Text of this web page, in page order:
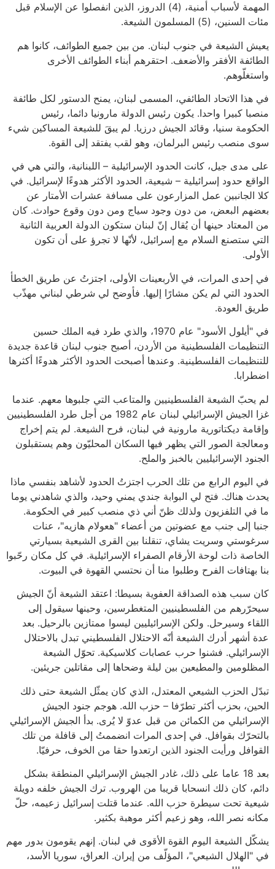
المهمة لأسباب أمنية، (4) الدروز، الذين انفصلوا عن الإسلام قبل
مئات السنين، (5) المسلمون الشيعة.
يعيش الشيعة في جنوب لبنان. من بين جميع الطوائف، كانوا هم
الطائفة الأفقر والأضعف. احتقرهم أبناء الطوائف الأخرى
واستغلّوهم.
في هذا الاتحاد الطائفي، المسمى لبنان، يمنح الدستور لكل طائفة
منصبا كبيرا واحدا. يكون رئيس الدولة مارونيا دائما، رئيس
الحكومة سنيا، وقائد الجيش درزيا. لم يبقَ للشيعة المساكين شيء
سوى منصب رئيس البرلمان، وهو لقب يفتقد إلى القوة.
على مدى جيل، كانت الحدود الإسرائيلية – اللبنانية، والتي هي في
الواقع حدود إسرائيلية – شيعية، الحدود الأكثر هدوءًا لإسرائيل. في
كلا الجانبين عمل المزارعون على مسافة عشرات الأمتار عن
بعضهم البعض، من دون وجود سياج ومن دون وقوع حوادث. كان
من المعتاد حينها أن يُقال إنّ لبنان ستكون الدولة العربية الثانية
التي ستصنع السلام مع إسرائيل، لأنّها لا تجرؤ على أن تكون
الأولى.
في إحدى المرات، في الأربعينات الأولى، اجتزتُ عن طريق الخطأ
الحدود التي لم يكن مشارًا إليها. فأوضح لي شرطي لبناني مهذّب
طريق العودة.
في "أيلول الأسود" عام 1970، والذي طرد فيه الملك حسين
التنظيمات الفلسطينية من الأردن، أصبح جنوب لبنان قاعدة جديدة
للتنظيمات الفلسطينية. وعندها أصبحت الحدود الأكثر هدوءًا أكثرها
اضطرابا.
لم يحبّ الشيعة الفلسطينيين والمتاعب التي جلبوها معهم. عندما
غزا الجيش الإسرائيلي لبنان عام 1982 من أجل طرد الفلسطينيين
وإقامة ديكتاتورية مارونية في لبنان، فرح الشيعة. لم يتم إخراج
ومعالجة الصور التي يظهر فيها السكان المحليّون وهم يستقبلون
الجنود الإسرائيليين بالخبز والملح.
في اليوم الرابع من تلك الحرب اجتزتُ الحدود لأشاهد بنفسي ماذا
يحدث هناك. فتح لي البوابة جندي يمني وحيد، والذي شاهدني يوما
ما في التلفزيون ولذلك ظنّ أني ذي منصب كبير في الحكومة.
جنبا إلى جنب مع عضوتين من أعضاء "هعولام هازيه"، عنات
سرغوستي وسريت يشاي، تنقلنا بين القرى الشيعية بسيارتي
الخاصة ذات لوحة الأرقام الصفراء الإسرائيلية. في كل مكان رحّبوا
بنا بهتافات الفرح وطلبوا منا أن نحتسي القهوة في البيوت.
كان سبب هذه الصداقة العفوية بسيطا: اعتقد الشيعة أنّ الجيش
سيحرّرهم من الفلسطينيين المتغطرسين، وحينها سيقول إلى
اللقاء وسيرحل. ولكن الإسرائيليين ليسوا ممتازين بالرحيل. بعد
عدة أشهر أدرك الشيعة أنّه الاحتلال الفلسطيني تبدل بالاحتلال
الإسرائيلي. فشنوا حرب عصابات كلاسيكية. تحوّل الشيعة
المظلومين والمطيعين بين ليلة وضحاها إلى مقاتلين جريئين.
تبدّل الحزب الشيعي المعتدل، الذي كان يمثّل الشيعة حتى ذلك
الحين، بحزب أكثر تطرّفا – حزب الله. هوجم جنود الجيش
الإسرائيلي من الكمائن من قبل عدوّ لا يُرى. بدأ الجيش الإسرائيلي
بالتحرّك بقوافل. في إحدى المرات انضممتُ إلى قافلة من تلك
القوافل ورأيت الجنود الذين ارتعدوا حقا من الخوف، حرفيّا.
بعد 18 عاما على ذلك، غادر الجيش الإسرائيلي المنطقة بشكل
دائم، كان ذلك انسحابا قريبا من الهروب. ترك الجيش خلفه دويلة
شيعية تحت سيطرة حزب الله. عندما قتلت إسرائيل زعيمه، حلّ
مكانه نصر الله، وهو زعيم أكثر موهبة بكثير.
يشكّل الشيعة اليوم القوة الأقوى في لبنان. إنهم يقومون بدور مهم
في "الهلال الشيعي"، المؤلّف من إيران. العراق، سوريا الأسد،